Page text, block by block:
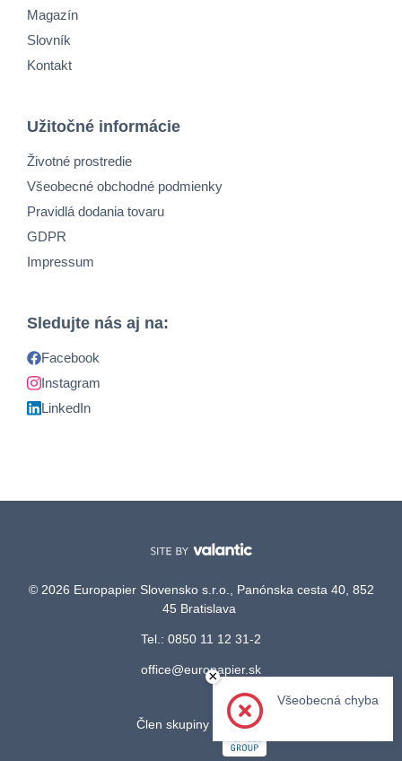
Magazín
Slovník
Kontakt
Užitočné informácie
Životné prostredie
Všeobecné obchodné podmienky
Pravidlá dodania tovaru
GDPR
Impressum
Sledujte nás aj na:
Facebook
Instagram
LinkedIn
© 2026 Europapier Slovensko s.r.o., Panónska cesta 40, 852
45 Bratislava
Tel.: 0850 11 12 31-2
office@europapier.sk
Člen skupiny
×
Všeobecná chyba